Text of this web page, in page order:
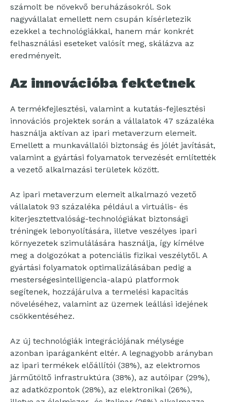
számolt be növekvő beruházásokról. Sok
nagyvállalat emellett nem csupán kísérletezik
ezekkel a technológiákkal, hanem már konkrét
felhasználási eseteket valósít meg, skálázva az
eredményeit.
Az innovációba fektetnek
A termékfejlesztési, valamint a kutatás-fejlesztési
innovációs projektek során a vállalatok 47 százaléka
használja aktívan az ipari metaverzum elemeit.
Emellett a munkavállalói biztonság és jólét javítását,
valamint a gyártási folyamatok tervezését említették
a vezető alkalmazási területek között.
Az ipari metaverzum elemeit alkalmazó vezető
vállalatok 93 százaléka például a virtuális- és
kiterjesztettvalóság-technológiákat biztonsági
tréningek lebonyolítására, illetve veszélyes ipari
környezetek szimulálására használja, így kímélve
meg a dolgozókat a potenciális fizikai veszélytől. A
gyártási folyamatok optimalizálásában pedig a
mesterségesintelligencia-alapú platformok
segítenek, hozzájárulva a termelési kapacitás
növeléséhez, valamint az üzemek leállási idejének
csökkentéséhez.
Az új technológiák integrációjának mélysége
azonban iparáganként eltér. A legnagyobb arányban
az ipari termékek előállítói (38%), az elektromos
járműtöltő infrastruktúra (38%), az autóipar (29%),
az adatközpontok (28%), az elektronikai (26%),